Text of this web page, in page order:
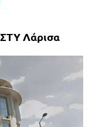
Λάρισα